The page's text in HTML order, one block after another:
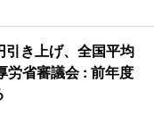
引き上げ、全国平均
省審議会 : 前年度